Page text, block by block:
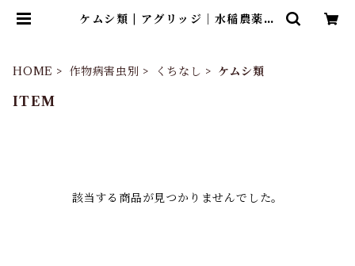
ケムシ類 | アグリッジ｜水稲農薬専
HOME 作物病害虫別 くちなし ケムシ類
ITEM
該当する商品が見つかりませんでした。